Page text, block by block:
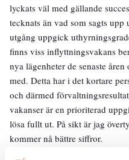
lyckats väl med gällande
tecknats än vad som sagts
utgång uppgick
finns viss inflyttningsvakans
nya lägenheter de senaste
med. Detta har i det kortare
och därmed
vakanser är en prioriterad
lösa fullt ut. På sikt är jag
kommer nå bättre siffror.